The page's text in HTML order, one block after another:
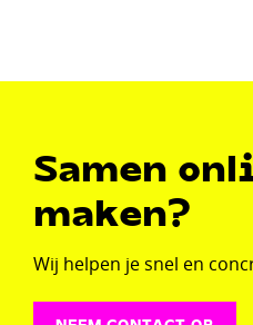
Samen
maken?
Wij helpen je snel en